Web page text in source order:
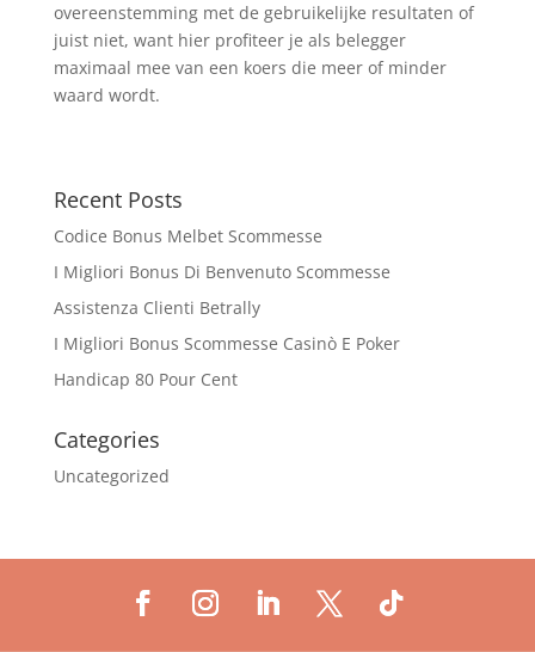
overeenstemming met de gebruikelijke resultaten of
juist niet, want hier profiteer je als belegger
maximaal mee van een koers die meer of minder
waard wordt.
Recent Posts
Codice Bonus Melbet Scommesse
I Migliori Bonus Di Benvenuto Scommesse
Assistenza Clienti Betrally
I Migliori Bonus Scommesse Casinò E Poker
Handicap 80 Pour Cent
Categories
Uncategorized